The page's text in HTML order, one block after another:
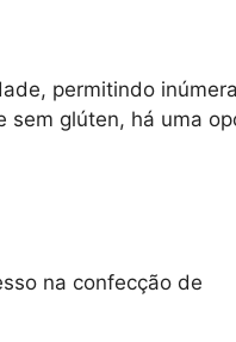
permitindo
sem glúten, há uma
na confecção de